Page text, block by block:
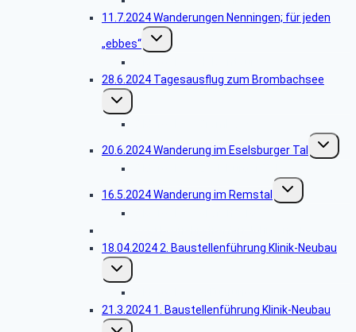
11.7.2024 Wanderungen Nenningen; für jeden
„ebbes“
Untermenü
umschalten
28.6.2024 Tagesausflug zum Brombachsee
Untermenü
umschalten
20.6.2024 Wanderung im Eselsburger Tal
16.5.2024 Wanderung im Remstal
Untermenü
umschalten
18.04.2024 2. Baustellenführung Klinik-Neubau
Untermenü
umschalten
21.3.2024 1. Baustellenführung Klinik-Neubau
Untermenü